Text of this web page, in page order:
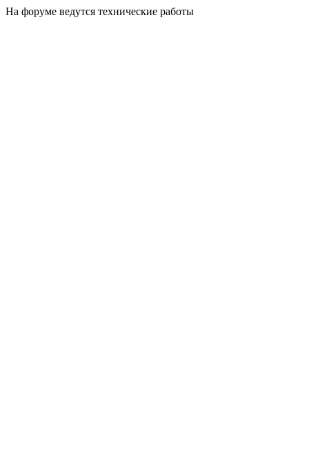
На форуме ведутся технические работы